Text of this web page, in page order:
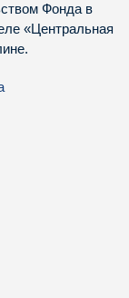
Фонда в
«Центральная